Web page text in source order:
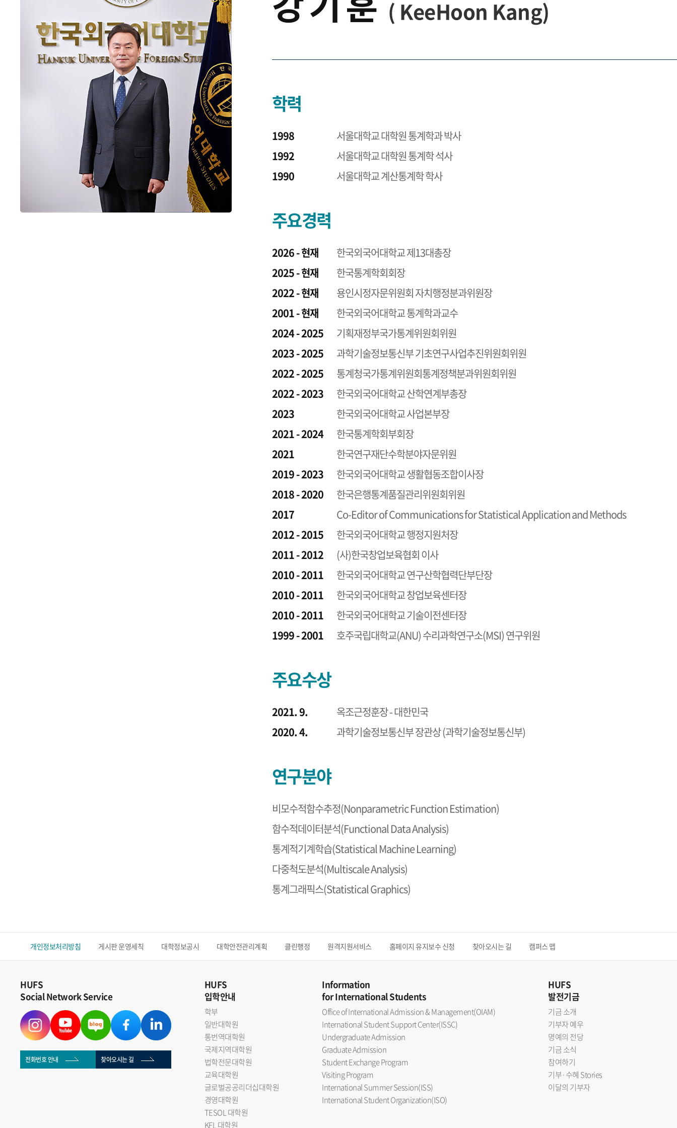
( KeeHoon Kang)
학력
1998
서울대학교 대학원 통계학과 박사
1992
서울대학교 대학원 통계학 석사
1990
서울대학교 계산통계학 학사
주요경력
2026 - 현재
한국외국어대학교 제13대총장
2025 - 현재
한국통계학회회장
2022 - 현재
용인시정자문위원회 자치행정분과위원장
2001 - 현재
한국외국어대학교 통계학과교수
2024 - 2025
기획재정부국가통계위원회위원
2023 - 2025
과학기술정보통신부 기초연구사업추진위원회위원
2022 - 2025
통계청국가통계위원회통계정책분과위원회위원
2022 - 2023
한국외국어대학교 산학연계부총장
2023
한국외국어대학교 사업본부장
2021 - 2024
한국통계학회부회장
2021
한국연구재단수학분야자문위원
2019 - 2023
한국외국어대학교 생활협동조합이사장
2018 - 2020
한국은행통계품질관리위원회위원
2017
Co-Editor of Communications for Statistical Application and Methods
2012 - 2015
한국외국어대학교 행정지원처장
2011 - 2012
(사)한국창업보육협회 이사
2010 - 2011
한국외국어대학교 연구산학협력단부단장
2010 - 2011
한국외국어대학교 창업보육센터장
2010 - 2011
한국외국어대학교 기술이전센터장
1999 - 2001
호주국립대학교(ANU) 수리과학연구소(MSI) 연구위원
주요수상
2021. 9.
옥조근정훈장 - 대한민국
2020. 4.
과학기술정보통신부 장관상 (과학기술정보통신부)
연구분야
비모수적함수추정(Nonparametric Function Estimation)
함수적데이터분석(Functional Data Analysis)
통계적기계학습(Statistical Machine Learning)
다중척도분석(Multiscale Analysis)
통계그래픽스(Statistical Graphics)
개인정보처리방침 게시판 운영세칙 대학정보공시 대학안전관리계획 클린행정 원격지원서비스 홈페이지 유지보수 신청 찾아오시는 길 캠퍼스 맵
HUFS
Social Network Service
전화번호 안내 찾아오시는 길
HUFS
입학안내
학부
일반대학원
통번역대학원
국제지역대학원
법학전문대학원
교육대학원
글로벌공공리더십대학원
경영대학원
TESOL 대학원
KFL 대학원
Information
for International Students
Office of International Admission & Management(OIAM)
International Student Support Center(ISSC)
Undergraduate Admission
Graduate Admission
Student Exchange Program
Visiting Program
International Summer Session(ISS)
International Student Organization(ISO)
HUFS
발전기금
기금 소개
기부자 예우
명예의 전당
기금 소식
참여하기
기부·수혜 Stories
이달의 기부자